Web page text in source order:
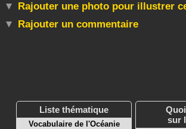
Rajouter une photo pour illustrer
Rajouter un commentaire
Liste thématique
Vocabulaire de l'Océanie
sur